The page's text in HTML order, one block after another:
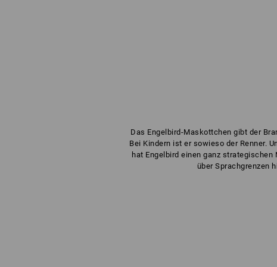
Das Engelbird-Maskottchen gibt der
Bei Kindern ist er sowieso der Renner.
hat Engelbird einen ganz
über Sprachgrenzen